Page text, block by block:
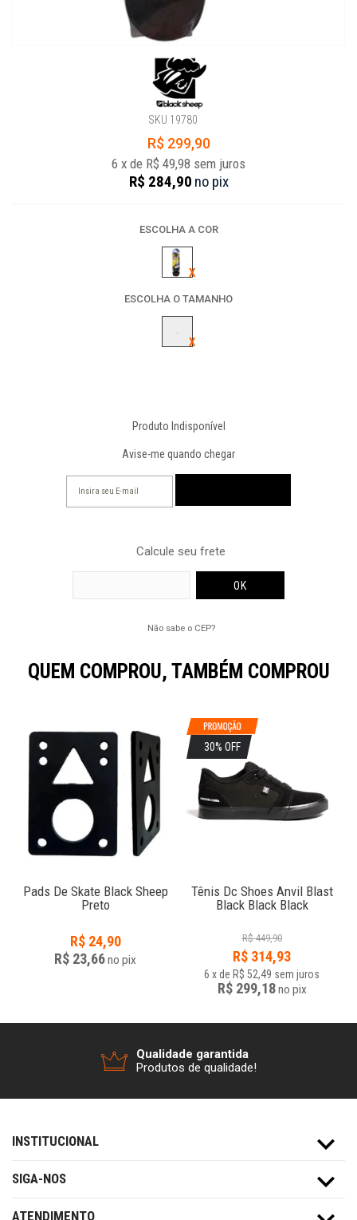
SKU 19780
R$ 299,90
6 x de R$ 49,98 sem juros
R$ 284,90 no pix
ESCOLHA A COR
ESCOLHA O TAMANHO
-
Produto Indisponível
Avise-me quando chegar
Calcule seu frete
Não sabe o CEP?
QUEM COMPROU, TAMBÉM COMPROU
Pads De Skate Black Sheep
Preto
R$ 24,90
R$ 23,66no pix
30% OFF
Tênis Dc Shoes Anvil Blast
Black Black Black
R$ 449,90
R$ 314,93
6 xde R$ 52,49 sem juros
R$ 299,18no pix
Qualidade garantida
Produtos de qualidade!
INSTITUCIONAL
SIGA-NOS
ATENDIMENTO